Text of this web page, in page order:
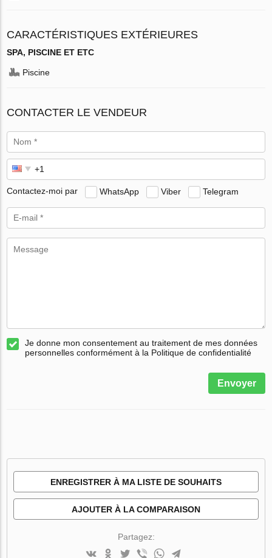
CARACTÉRISTIQUES EXTÉRIEURES
SPA, PISCINE ET ETC
Piscine
CONTACTER LE VENDEUR
Contactez-moi par WhatsApp Viber Telegram
Je donne mon consentement au traitement de mes données
personnelles conformément à la Politique de confidentialité
Envoyer
ENREGISTRER À MA LISTE DE SOUHAITS
AJOUTER À LA COMPARAISON
Partagez: